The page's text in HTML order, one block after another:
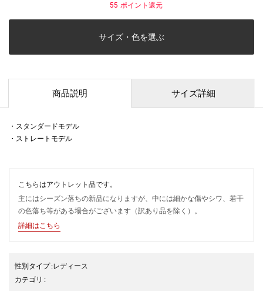
55 ポイント還元
サイズ・色を選ぶ
商品説明 サイズ詳細
・スタンダードモデル
・ストレートモデル
こちらはアウトレット品です。
主にはシーズン落ちの新品になりますが、中には細かな傷やシワ、若干
の色落ち等がある場合がございます（訳あり品を除く）。
詳細はこちら
性別タイプ:レディース
カテゴリ :